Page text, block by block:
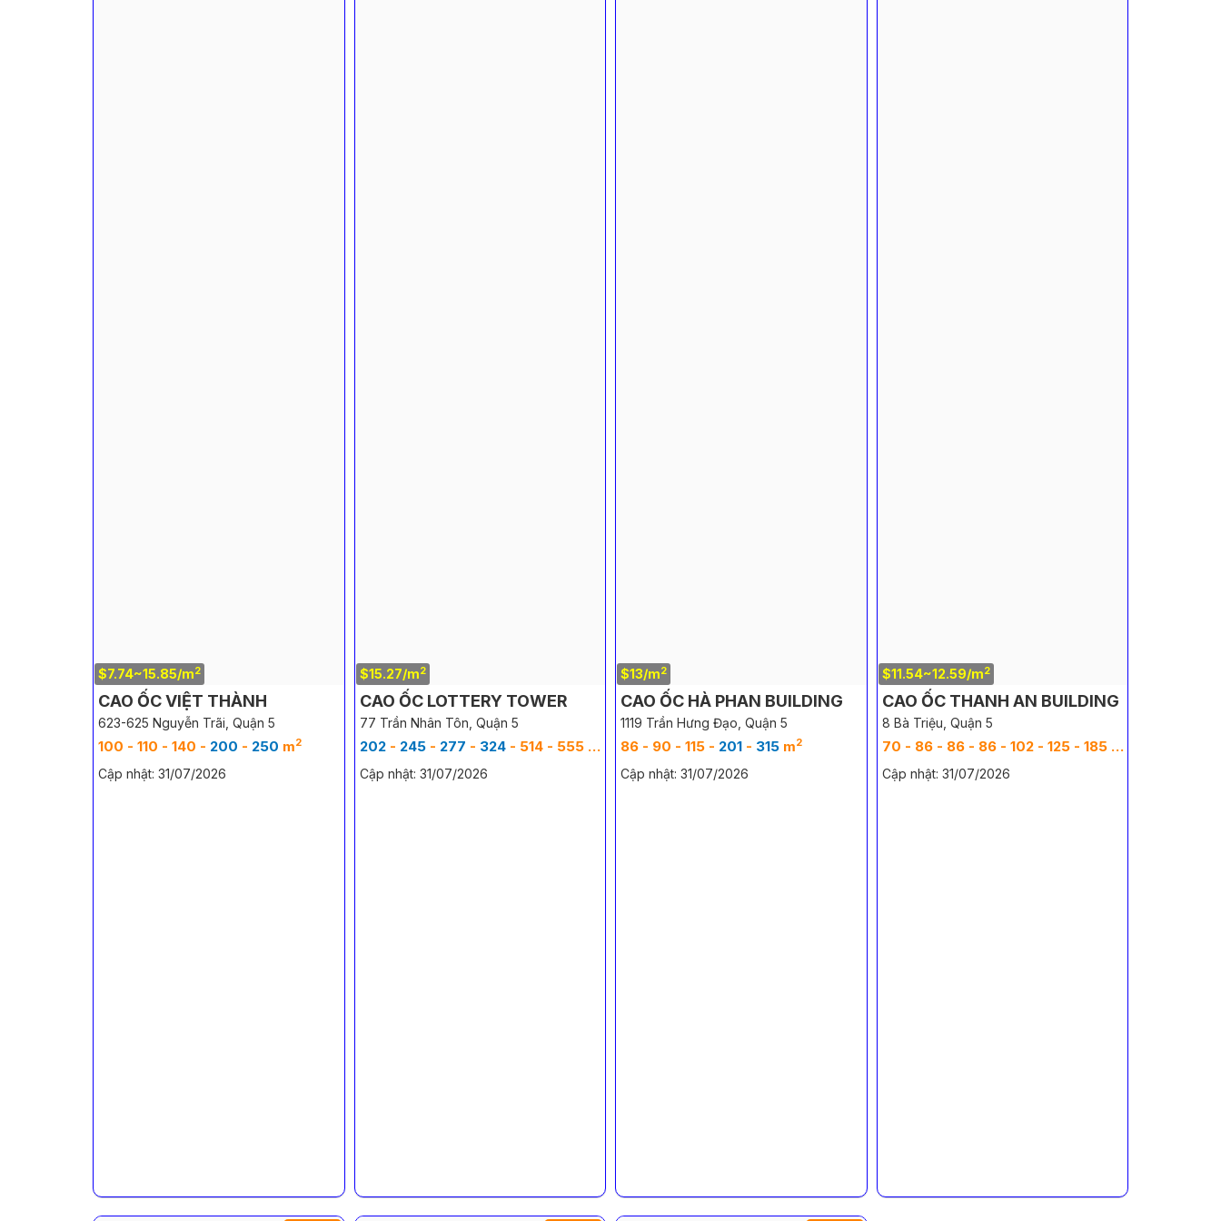
$7.74~15.85/m2
CAO ỐC VIỆT THÀNH
623-625 Nguyễn Trãi, Quận 5
100 - 110 - 140 - 200 - 250 m2
Cập nhật: 31/07/2026
$15.27/m2
CAO ỐC LOTTERY TOWER
77 Trần Nhân Tôn, Quận 5
202- 245- 277 - 324- 514 - 555 m
Cập nhật: 31/07/2026
$13/m2
CAO ỐC HÀ PHAN BUILDING
1119 Trần Hưng Đạo, Quận 5
86 - 90 - 115 - 201 - 315 m2
Cập nhật: 31/07/2026
$11.54~12.59/m2
CAO ỐC THANH AN BUILDING
8 Bà Triệu, Quận 5
70 - 86 - 86 - 86 - 102 - 125 - 185 -271
Cập nhật: 31/07/2026